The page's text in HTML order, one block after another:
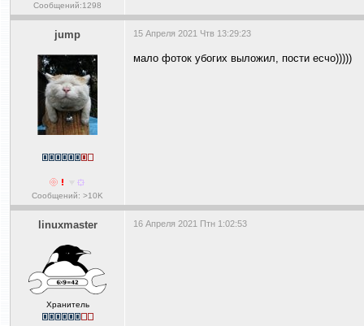
Сообщений:1298
jump
Сообщений: >10K
15 Апреля 2021 Чтв 13:29:23
мало фоток убогих выложил, пости есчо)))))
linuxmaster
Хранитель
16 Апреля 2021 Птн 1:02:53